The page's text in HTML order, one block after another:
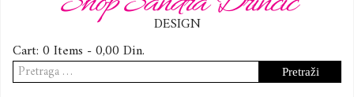
DESIGN
Cart: 0 Items -0,00 Din.
Pretraga
za: